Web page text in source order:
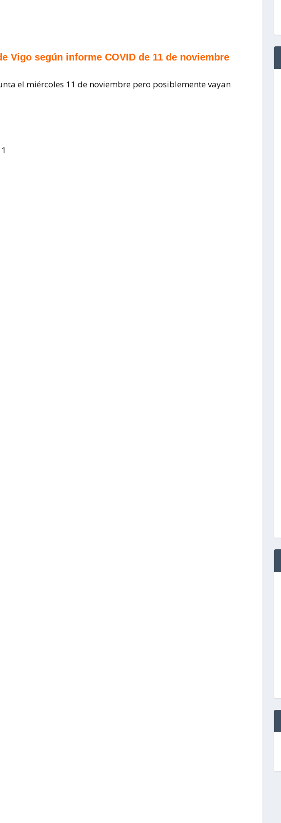
Vigo según informe COVID de 11 de noviembre
el miércoles 11 de noviembre pero posiblemente vayan